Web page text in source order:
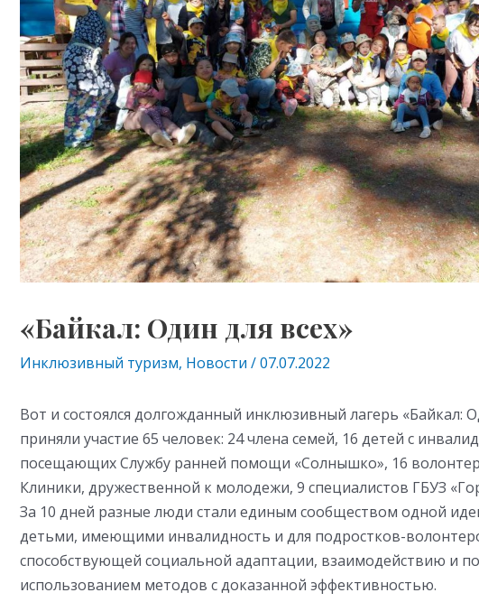
«Байкал: Один для всех»
Инклюзивный туризм, Новости /07.07.2022
Вот и состоялся долгожданный инклюзивный лагерь «Байкал:
приняли участие 65 человек: 24 члена семей, 16 детей с
посещающих Службу ранней помощи «Солнышко», 16
Клиники, дружественной к молодежи, 9 специалистов ГБУЗ
За 10 дней разные люди стали единым сообществом одной
детьми, имеющими инвалидность и для подростков-
способствующей социальной адаптации, взаимодействию и
использованием методов с доказанной эффективностью.